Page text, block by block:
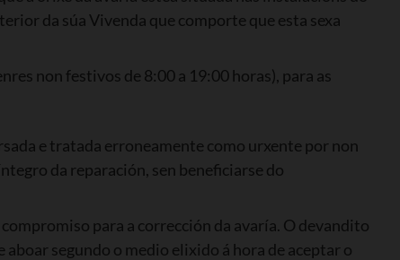
da súa Vivenda que comporte que esta sexa
non festivos de 8:00 a 19:00 horas), para as
e tratada erroneamente como urxente por non
da reparación, sen beneficiarse do
para a corrección da avaría. O devandito
segundo o medio elixido á hora de aceptar o